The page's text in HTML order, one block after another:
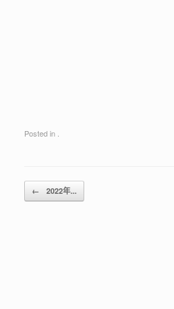
Posted in .
Post navigation
← 2022年...